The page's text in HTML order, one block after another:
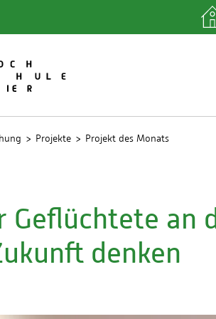
Projekte Projekt des Monats
Geflüchtete an
denken